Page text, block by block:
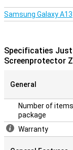
Samsung Galaxy A13
Specificaties Just
Screenprotector
General
Number of
package
Warranty